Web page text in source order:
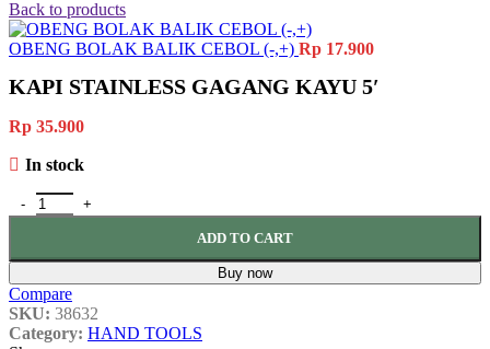
Back to products
OBENG BOLAK BALIK CEBOL (-,+) Rp 17.900
KAPI STAINLESS GAGANG KAYU 5′
Rp 35.900
In stock
KAPI STAINLESS GAGANG KAYU 5' quantity
ADD TO CART
Buy now
Compare
SKU: 38632
Category: HAND TOOLS